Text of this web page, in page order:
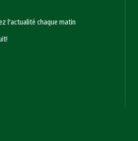
l'actualité chaque matin